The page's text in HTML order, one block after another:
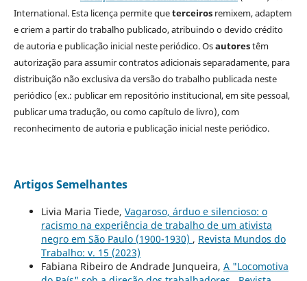
International. Esta licença permite queterceirosremixem, adaptem
e criem a partir do trabalho publicado, atribuindo o devido crédito
de autoria e publicação inicial neste periódico. Osautorestêm
autorização para assumir contratos adicionais separadamente, para
distribuição não exclusiva da versão do trabalho publicada neste
periódico (ex.: publicar em repositório institucional, em site pessoal,
publicar uma tradução, ou como capítulo de livro), com
reconhecimento de autoria e publicação inicial neste periódico.
Artigos Semelhantes
Livia Maria Tiede, Vagaroso, árduo e silencioso: o
racismo na experiência de trabalho de um ativista
negro em São Paulo (1900-1930) , Revista Mundos do
Trabalho: v. 15 (2023)
Fabiana Ribeiro de Andrade Junqueira, A "Locomotiva